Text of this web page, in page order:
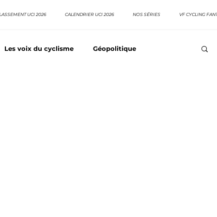
UCI 2026 CALENDRIER UCI 2026 NOS SÉRIES VF CYCLING
Les voix du cyclisme Géopolitique